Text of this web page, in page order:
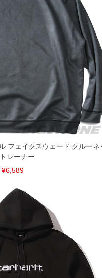
フェイクスウェード クルーネ
レーナー
¥6,589